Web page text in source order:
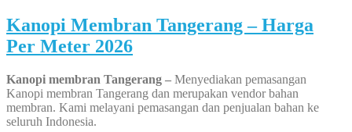
Kanopi Membran Tangerang – Harga
Per Meter 2026
Kanopi membran Tangerang – Menyediakan pemasangan
Kanopi membran Tangerang dan merupakan vendor bahan
membran. Kami melayani pemasangan dan penjualan bahan ke
seluruh Indonesia.